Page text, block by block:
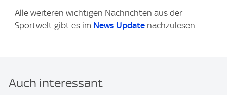
Alle weiteren wichtigen Nachrichten aus der
Sportwelt gibt es im News Update nachzulesen.
Auch interessant